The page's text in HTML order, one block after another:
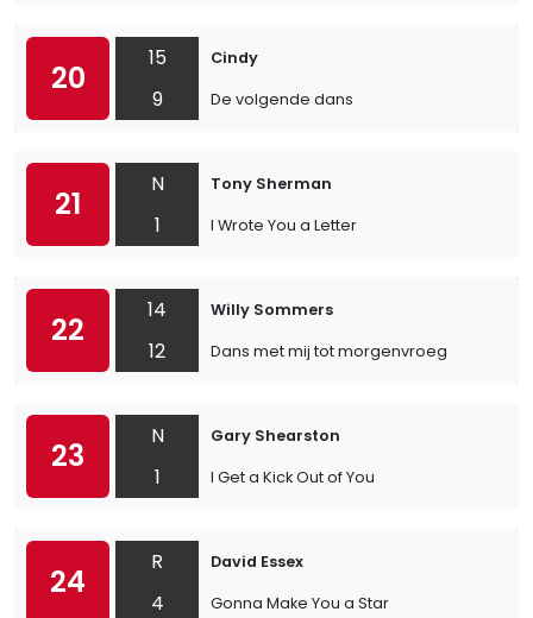
20
15
9
Cindy
De volgende dans
21
N
1
Tony Sherman
I Wrote You a Letter
22
14
12
Willy Sommers
Dans met mij tot morgenvroeg
23
N
1
Gary Shearston
I Get a Kick Out of You
24
R
4
David Essex
Gonna Make You a Star